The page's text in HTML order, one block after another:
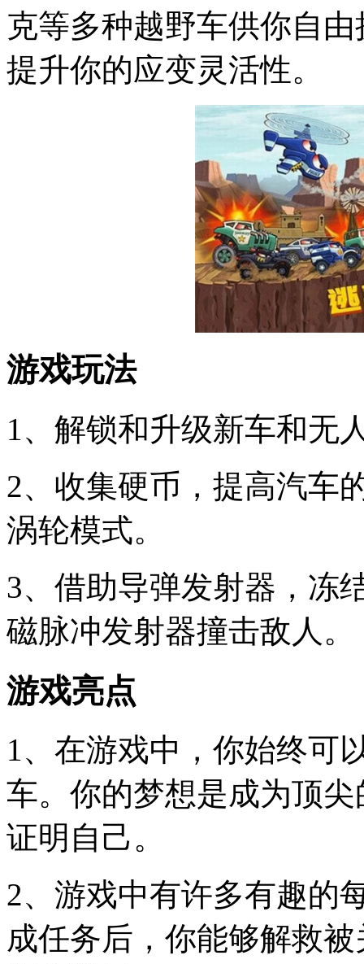
克等多种越野车供你自
提升你的应变灵活性。
游戏玩法
1、解锁和升级新车和无
2、收集硬币，提高汽车
涡轮模式。
3、借助导弹发射器，冻
磁脉冲发射器撞击敌人。
游戏亮点
1、在游戏中，你始终可
车。你的梦想是成为顶
证明自己。
2、游戏中有许多有趣的
成任务后，你能够解救